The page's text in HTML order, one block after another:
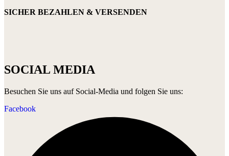
SICHER BEZAHLEN & VERSENDEN
SOCIAL MEDIA
Besuchen Sie uns auf Social-Media und folgen Sie uns:
Facebook